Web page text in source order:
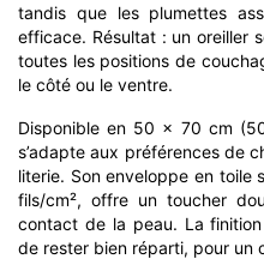
tandis que les plumettes
efficace. Résultat : un oreiller
toutes les positions de
le côté ou le ventre.
Disponible en 50 × 70 cm
s’adapte aux préférences de
literie. Son enveloppe en toile
fils/cm², offre un toucher
contact de la peau. La
de rester bien réparti, pour un